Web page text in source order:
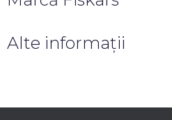
Alte informații